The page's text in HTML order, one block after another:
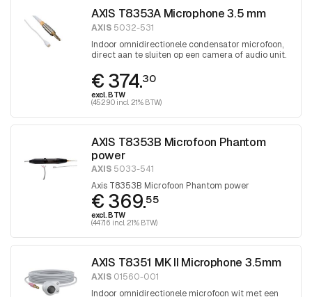
AXIS T8353A Microphone 3.5 mm
AXIS 5032-531
Indoor omnidirectionele condensator microfoon,
direct aan te sluiten op een camera of audio unit.
€ 374.30
excl. BTW
(452.90 incl. 21% BTW)
AXIS T8353B Microfoon Phantom
power
AXIS 5033-541
Axis T8353B Microfoon Phantom power
€ 369.55
excl. BTW
(447.16 incl. 21% BTW)
AXIS T8351 MK II Microphone 3.5mm
AXIS 01560-001
Indoor omnidirectionele microfoon wit met een